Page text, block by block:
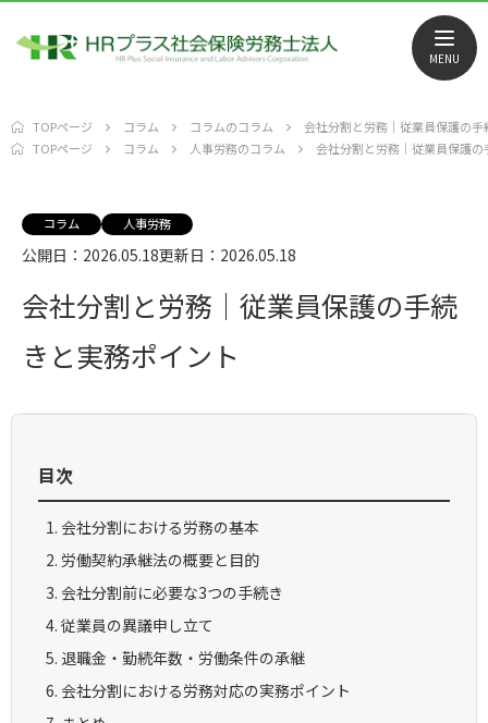
MENU
TOPページ コラム コラムのコラム
会社分割と労務｜従業員保護の
TOPページ
コラム 人事労務のコラム 会社分割と労務｜従業員保護
コラム 人事労務
公開日：2026.05.18更新日：2026.05.18
会社分割と労務｜従業員保護の手続
きと実務ポイント
目次
会社分割における労務の基本
労働契約承継法の概要と目的
会社分割前に必要な3つの手続き
従業員の異議申し立て
退職金・勤続年数・労働条件の承継
会社分割における労務対応の実務ポイント